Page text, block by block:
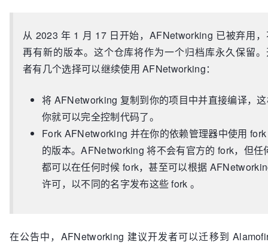
从 2023 年 1 月 17 日开始，AFNetworking 已被弃用
再有新的版本。这个仓库将作为一个归档库永久保留
者有几个选择可以继续使用 AFNetworking：
将 AFNetworking 复制到你的项目中并直接编译，
你就可以完全控制代码了。
Fork AFNetworking 并在你的依赖管理器中使用
的版本。AFNetworking 将不会有官方的 fork，但任
都可以在任何时候 fork，甚至可以根据
许可，以不同的名字发布这些 fork 。
在公告中，AFNetworking 建议开发者可以迁移到